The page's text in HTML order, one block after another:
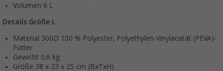
Volumen 6 L
Details Größe L
Material 300D 100 % Polyester, Polyethylen-Vinylacetat (PEVA)-
Futter
Gewicht 0,6 kg
Größe 38 x 23 x 25 cm (BxTxH)